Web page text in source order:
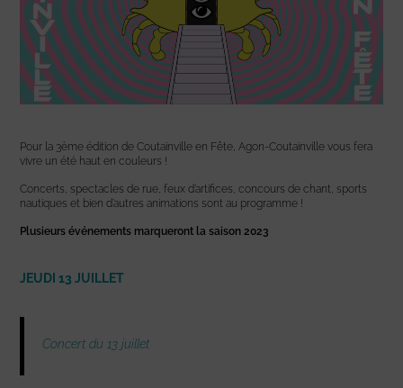
Pour la 3ème édition de Coutainville en Fête, Agon-Coutainville vous fera
vivre un été haut en couleurs !
Concerts, spectacles de rue, feux d’artifices, concours de chant, sports
nautiques et bien d’autres animations sont au programme !
Plusieurs événements marqueront la saison 2023
JEUDI 13 JUILLET
Concert du 13 juillet